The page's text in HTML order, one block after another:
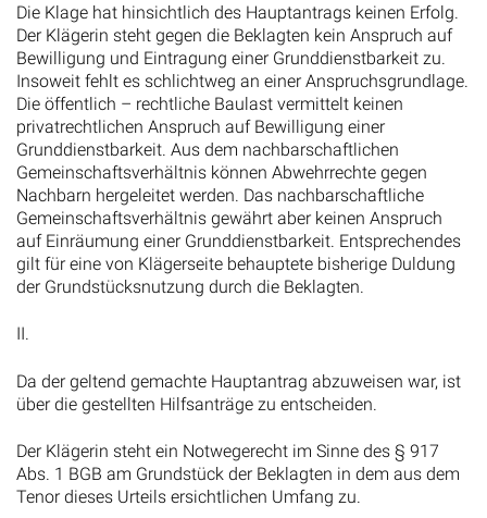
Die Klage hat hinsichtlich des Hauptantrags keinen Erfolg.
Der Klägerin steht gegen die Beklagten kein Anspruch auf
Bewilligung und Eintragung einer Grunddienstbarkeit zu.
Insoweit fehlt es schlichtweg an einer Anspruchsgrundlage.
Die öffentlich – rechtliche Baulast vermittelt keinen
privatrechtlichen Anspruch auf Bewilligung einer
Grunddienstbarkeit. Aus dem nachbarschaftlichen
Gemeinschaftsverhältnis können Abwehrrechte gegen
Nachbarn hergeleitet werden. Das nachbarschaftliche
Gemeinschaftsverhältnis gewährt aber keinen Anspruch
auf Einräumung einer Grunddienstbarkeit. Entsprechendes
gilt für eine von Klägerseite behauptete bisherige Duldung
der Grundstücksnutzung durch die Beklagten.
II.
Da der geltend gemachte Hauptantrag abzuweisen war, ist
über die gestellten Hilfsanträge zu entscheiden.
Der Klägerin steht ein Notwegerecht im Sinne des § 917
Abs. 1 BGB am Grundstück der Beklagten in dem aus dem
Tenor dieses Urteils ersichtlichen Umfang zu.